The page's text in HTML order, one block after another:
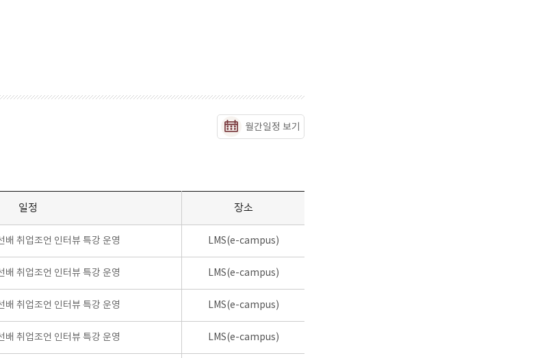
월간일정 보기
일정 장소
배 취업조언 인터뷰 특강 운영 LMS(e-campus)
배 취업조언 인터뷰 특강 운영 LMS(e-campus)
배 취업조언 인터뷰 특강 운영 LMS(e-campus)
배 취업조언 인터뷰 특강 운영 LMS(e-campus)